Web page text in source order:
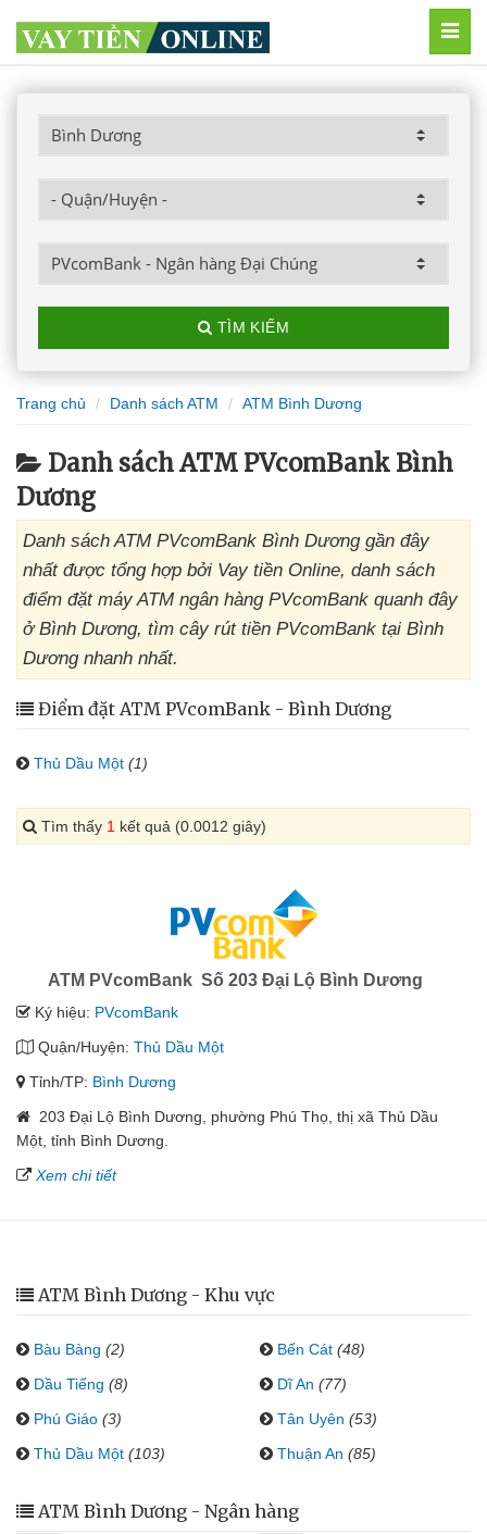
TÌM KIẾM
Trang chủ Danh sách ATM ATM Bình Dương
Danh sách ATM PVcomBank Bình
Dương
Danh sách ATM PVcomBank Bình Dương gần đây
nhất được tổng hợp bởi Vay tiền Online, danh sách
điểm đặt máy ATM ngân hàng PVcomBank quanh đây
ở Bình Dương, tìm cây rút tiền PVcomBank tại Bình
Dương nhanh nhất.
Điểm đặt ATM PVcomBank - Bình Dương
Thủ Dầu Một (1)
Tìm thấy 1 kết quả (0.0012 giây)
ATM PVcomBank Số 203 Đại Lộ Bình Dương
Ký hiệu: PVcomBank
Quận/Huyện: Thủ Dầu Một
Tỉnh/TP: Bình Dương
203 Đại Lộ Bình Dương, phường Phú Thọ, thị xã Thủ Dầu
Một, tỉnh Bình Dương.
Xem chi tiết
ATM Bình Dương - Khu vực
Bàu Bàng (2) Bến Cát (48)
Dầu Tiếng (8) Dĩ An (77)
Phú Giáo (3) Tân Uyên (53)
Thủ Dầu Một (103) Thuận An (85)
ATM Bình Dương - Ngân hàng